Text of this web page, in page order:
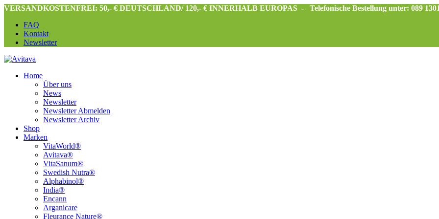
VERSANDKOSTENFREI: 50,- € DEUTSCHLAND/ 120,- € INNERHALB EUROPAS -
Telefonische Bestellung unter: 089
FAQ
Kontakt
Newsletter
Home
Über uns
News
Newsletter
Newsletter Abmelden
Newsletter Archiv
Shop
Marken
VitaWorld®
Avitava®
VitaSanum®
Swedish Nutra®
Alphabinol®
India®
Encann
Arganicare
Fleurance Nature®